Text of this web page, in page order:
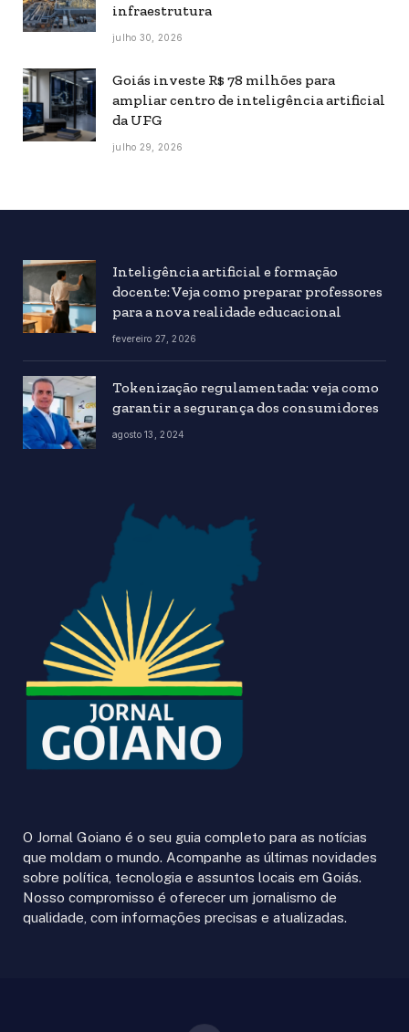
infraestrutura
julho 30, 2026
Goiás investe R$ 78 milhões para
ampliar centro de inteligência artificial
da UFG
julho 29, 2026
Inteligência artificial e formação
docente: Veja como preparar professores
para a nova realidade educacional
fevereiro 27, 2026
Tokenização regulamentada: veja como
garantir a segurança dos consumidores
agosto 13, 2024
O Jornal Goiano é o seu guia completo para as notícias
que moldam o mundo. Acompanhe as últimas novidades
sobre política, tecnologia e assuntos locais em Goiás.
Nosso compromisso é oferecer um jornalismo de
qualidade, com informações precisas e atualizadas.